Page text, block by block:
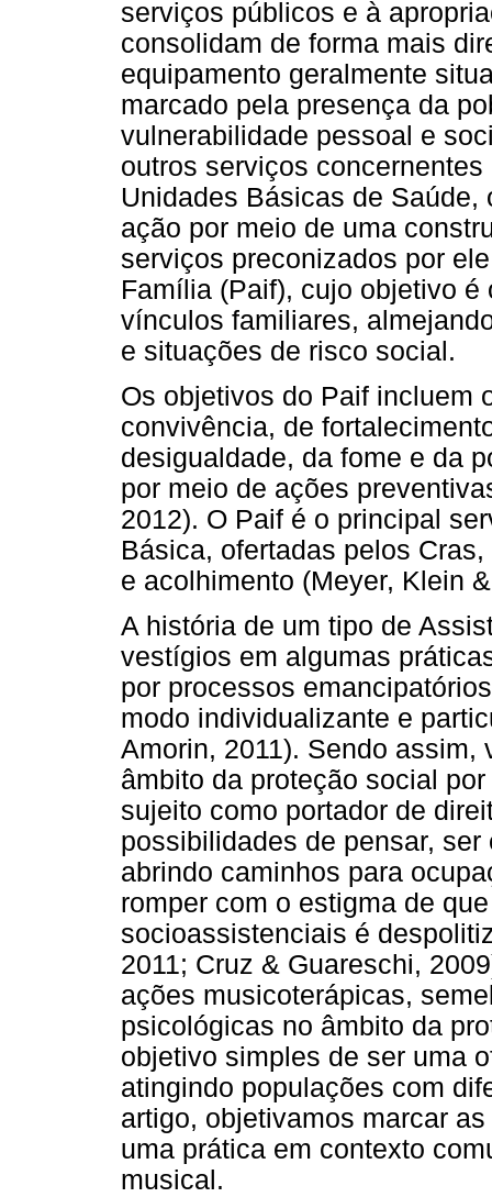
serviços públicos e à
consolidam de forma mais
equipamento geralmente
marcado pela presença da
vulnerabilidade pessoal e
outros serviços
Unidades Básicas de
ação por meio de uma
serviços preconizados por
Família (Paif), cujo objetivo
vínculos familiares,
e situações de risco social.
Os objetivos do Paif incluem
convivência, de
desigualdade, da fome e da
por meio de ações
2012). O Paif é o principal
Básica, ofertadas pelos
e acolhimento (Meyer, Klein
A história de um tipo de
vestígios em algumas
por processos
modo individualizante e
Amorin, 2011). Sendo assim,
âmbito da proteção social
sujeito como portador de
possibilidades de pensar,
abrindo caminhos para
romper com o estigma de
socioassistenciais é
2011; Cruz & Guareschi,
ações musicoterápicas,
psicológicas no âmbito da
objetivo simples de ser uma
atingindo populações com
artigo, objetivamos marcar
uma prática em contexto
musical.